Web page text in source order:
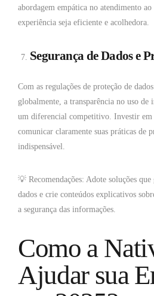
abordagem empática no atendimento
experiência seja eficiente e acolhedora.
Segurança de Dados e
Com as regulações de proteção de
globalmente, a transparência no uso de
um diferencial competitivo. Investir em
comunicar claramente suas práticas de
indispensável.
💡 Recomendações: Adote soluções
dados e crie conteúdos explicativos
a segurança das informações.
Como a
Ajudar sua